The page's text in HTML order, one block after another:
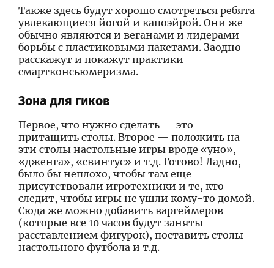
Также здесь будут хорошо смотреться ребята
увлекающиеся йогой и капоэйрой. Они же
обычно являются и веганами и лидерами
борьбы с пластиковыми пакетами. Заодно
расскажут и покажут практики
смартконсьюмеризма.
Зона для гиков
Первое, что нужно сделать — это
притащить столы. Второе — положить на
эти столы настольные игры вроде «уно»,
«дженга», «свинтус» и т.д. Готово! Ладно,
было бы неплохо, чтобы там еще
присутствовали игротехники и те, кто
следит, чтобы игры не ушли кому-то домой.
Сюда же можно добавить варгеймеров
(которые все 10 часов будут заняты
расставлением фигурок), поставить столы
настольного футбола и т.д.